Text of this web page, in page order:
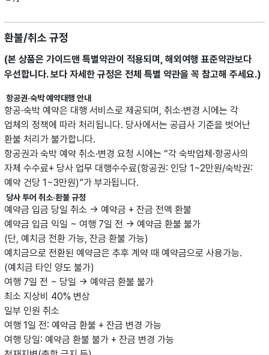
환불/취소 규정
(본 상품은 가이드맨 특별약관이 적용되며, 해외여행 표준약관보다
우선합니다.보다 자세한 규정은 전체 특별 약관을 꼭 참고해 주세요.)
항공권·숙박 예약대행 안내
항공·숙박 예약은 대행 서비스로 제공되며, 취소·변경 시에는 각
업체의 정책에 따라 처리됩니다. 당사에서는 공급사 기준을 벗어난
환불 처리가 불가합니다.
항공권과 숙박 예약 취소·변경 요청 시에는 “각 숙박업체·항공사의
자체 수수료+ 당사 업무 대행수수료(항공권: 인당 1~2만원/숙박권:
예약 건당 1~3만원)”가 부과됩니다.
당사 투어 취소·환불 규정
예약금 입금 당일 취소 → 예약금 + 잔금 전액 환불
예약금 입금 익일 ~ 여행 7일 전 → 예약금 환불 불가
(단, 예치금 전환 가능, 잔금 환불 가능)
예치금으로 전환된 예약금은 추후 계약 때 예약금으로 사용가능.
(예치금 타인 양도 불가)
여행 7일 전 ~ 당일 → 예약금 환불 불가
최소 지상비 40% 변상
일부 인원 취소
여행 1일 전: 예약금 환불 + 잔금 변경 가능
여행 당일: 예약금 환불 불가 + 잔금 변경 가능